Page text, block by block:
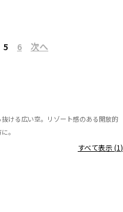
5 6 次へ
ける広い空。リゾート感のある開放的
。
すべて表示 (1)